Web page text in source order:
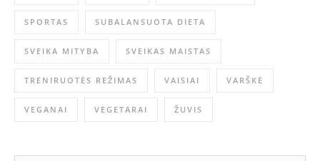
SPORTAS SUBALANSUOTA DIETA
SVEIKA MITYBA SVEIKAS MAISTAS
TRENIRUOTĖS REŽIMAS VAISIAI VARŠKĖ
VEGANAI VEGETARAI ŽUVIS